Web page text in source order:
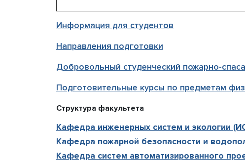
Информация для студентов
Направления подготовки
Добровольный студенческий пожарно-
Подготовительные курсы по предметам
Структура факультета
Кафедра инженерных систем и экологии
Кафедра пожарной безопасности и
Кафедра систем автоматизированного